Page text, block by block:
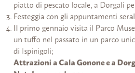
piatto di pescato locale, a Dorgali
Festeggia con gli appuntamenti
Il primo gennaio visita il Parco
un tuffo nel passato in un parco
di Ispinigoli;
Attrazioni a Cala Gonone e a